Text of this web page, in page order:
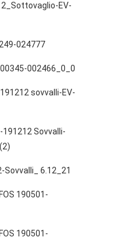
EV-
024777
002466_0_0
sovvalli-EV-
Sovvalli-
Sovvalli_ 6.12_21
190501-
190501-